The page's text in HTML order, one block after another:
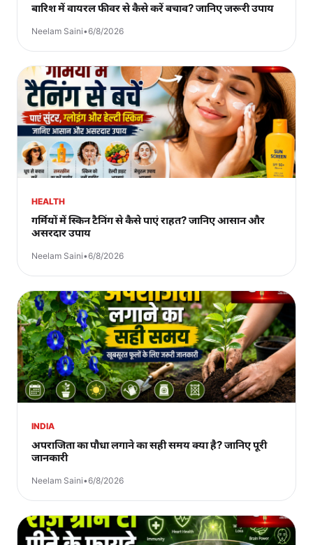
बारिश में वायरल फीवर से कैसे करें बचाव? जानिए जरूरी उपाय
Neelam Saini•6/8/2026
HEALTH
गर्मियों में स्किन टैनिंग से कैसे पाएं राहत? जानिए आसान और
असरदार उपाय
Neelam Saini•6/8/2026
INDIA
अपराजिता का पौधा लगाने का सही समय क्या है? जानिए पूरी
जानकारी
Neelam Saini•6/8/2026